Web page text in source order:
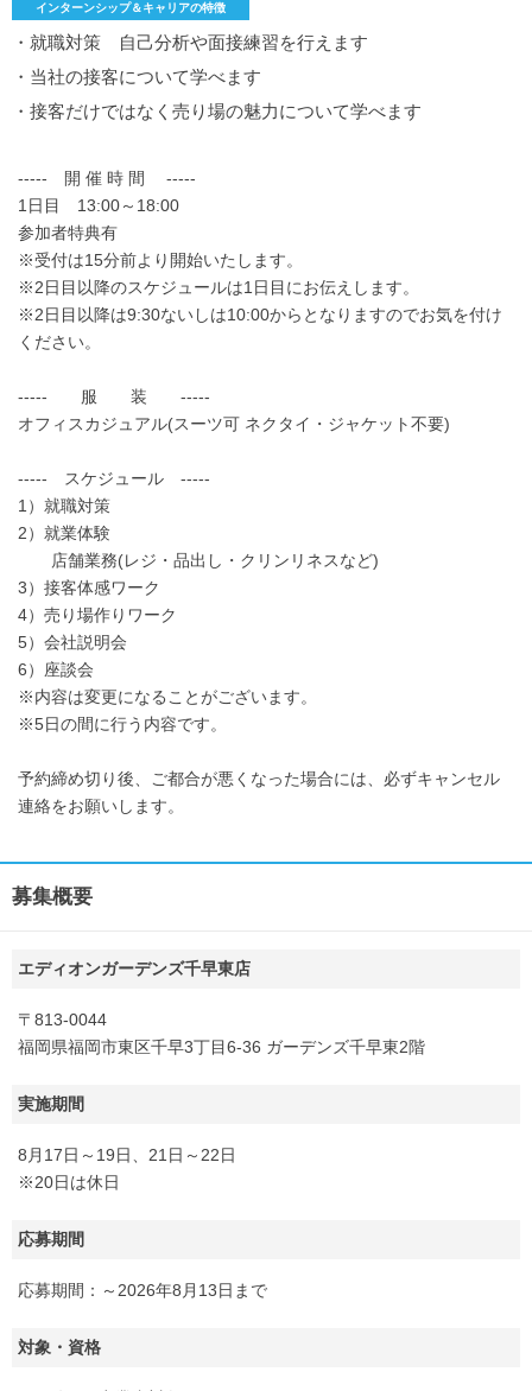
インターンシップ＆キャリアの特徴
・就職対策 自己分析や面接練習を行えます
・当社の接客について学べます
・接客だけではなく売り場の魅力について学べます
----- 開 催 時 間 -----
1日目 13:00～18:00
参加者特典有
※受付は15分前より開始いたします。
※2日目以降のスケジュールは1日目にお伝えします。
※2日目以降は9:30ないしは10:00からとなりますのでお気を付け
ください。
----- 服 装 -----
オフィスカジュアル(スーツ可 ネクタイ・ジャケット不要)
----- スケジュール -----
1）就職対策
2）就業体験
店舗業務(レジ・品出し・クリンリネスなど)
3）接客体感ワーク
4）売り場作りワーク
5）会社説明会
6）座談会
※内容は変更になることがございます。
※5日の間に行う内容です。
予約締め切り後、ご都合が悪くなった場合には、必ずキャンセル
連絡をお願いします。
募集概要
エディオンガーデンズ千早東店
〒813-0044
福岡県福岡市東区千早3丁目6-36 ガーデンズ千早東2階
実施期間
8月17日～19日、21日～22日
※20日は休日
応募期間
応募期間：～2026年8月13日まで
対象・資格